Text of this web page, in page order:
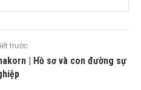
trước
| Hồ sơ và con đường sự